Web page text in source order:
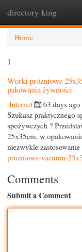
directory king
Home
1
Worki próżniowe
pakowania żywności
Internet 63 days ago
Szukasz praktycznego
spożywczych ?
25x35cm, w
niezwykle zastosowanie
prozniowe-vacuum-
Comments
Submit a Comment